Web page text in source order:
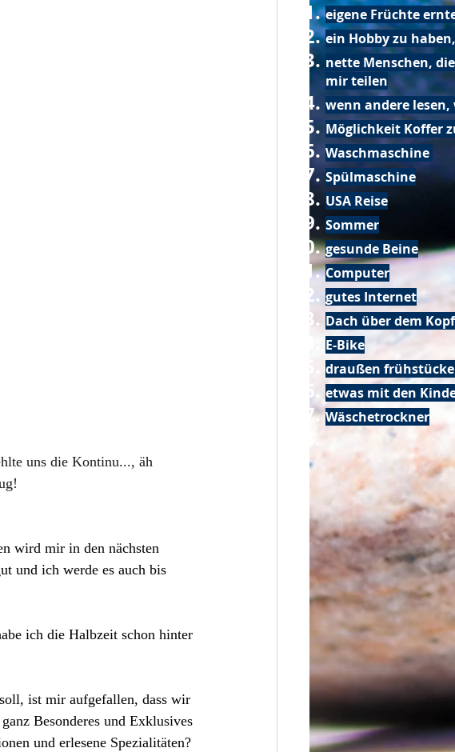
uns die Kontinu..., äh
wird mir in den nächsten
und ich werde es auch bis
ich die Halbzeit schon hinter
ist mir aufgefallen, dass wir
Besonderes und Exklusives
und erlesene Spezialitäten?
eigene Früchte
ein Hobby zu
nette Menschen,
mir teilen
wenn andere lesen,
Möglichkeit Koffer
Waschmaschine
Spülmaschine
USA Reise
Sommer
gesunde Beine
Computer
gutes Internet
Dach über dem Kopf
E-Bike
draußen
etwas mit den
Wäschetrockner